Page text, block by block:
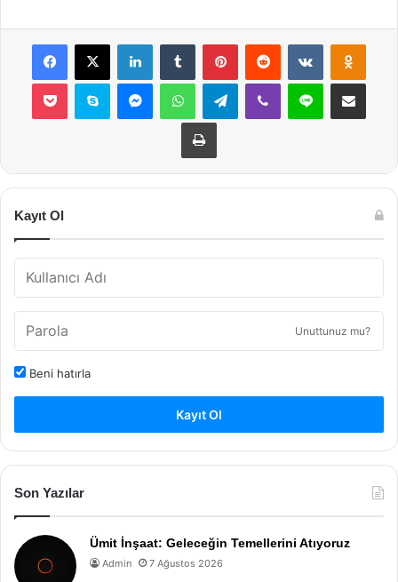
Facebook
X LinkedInTumblr PinterestReddit VKontakte
Pocket Skype MessengerWhatsAppTelegramViber Line E-Posta ile
Yazdır
Kayıt Ol
Unuttunuz mu?
Beni hatırla
Kayıt Ol
Son Yazılar
Ümit İnşaat: Geleceğin Temellerini Atıyoruz
Admin 7 Ağustos 2026